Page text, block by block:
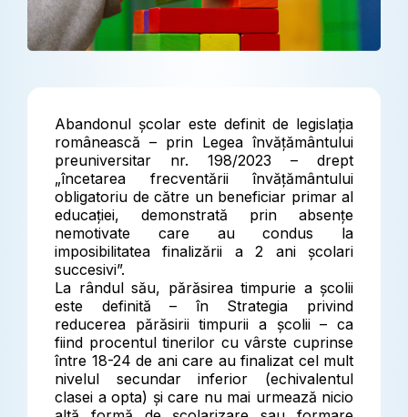
Abandonul școlar este definit de legislația
românească – prin Legea învățământului
preuniversitar nr. 198/2023 – drept
„încetarea frecventării învățământului
obligatoriu de către un beneficiar primar al
educației, demonstrată prin absențe
nemotivate care au condus la
imposibilitatea finalizării a 2 ani școlari
succesivi”.
La rândul său, părăsirea timpurie a școlii
este definită – în Strategia privind
reducerea părăsirii timpurii a școlii – ca
fiind procentul tinerilor cu vârste cuprinse
între 18-24 de ani care au finalizat cel mult
nivelul secundar inferior (echivalentul
clasei a opta) și care nu mai urmează nicio